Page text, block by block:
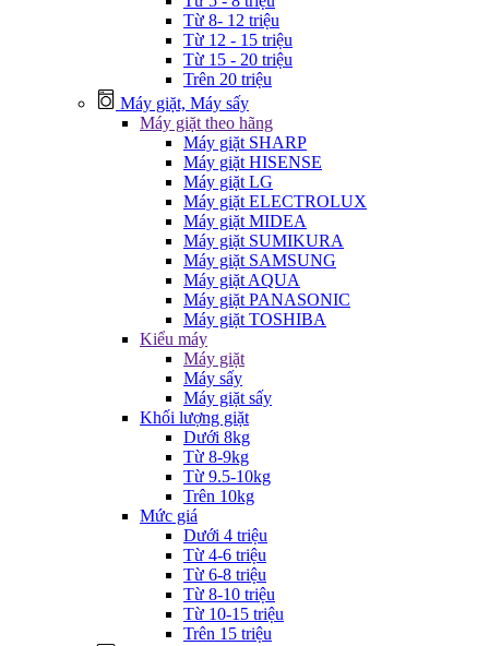
Từ 8- 12 triệu
Từ 12 - 15 triệu
Từ 15 - 20 triệu
Trên 20 triệu
Máy giặt, Máy sấy
Máy giặt theo hãng
Máy giặt SHARP
Máy giặt HISENSE
Máy giặt LG
Máy giặt ELECTROLUX
Máy giặt MIDEA
Máy giặt SUMIKURA
Máy giặt SAMSUNG
Máy giặt AQUA
Máy giặt PANASONIC
Máy giặt TOSHIBA
Kiểu máy
Máy giặt
Máy sấy
Máy giặt sấy
Khối lượng giặt
Dưới 8kg
Từ 8-9kg
Từ 9.5-10kg
Trên 10kg
Mức giá
Dưới 4 triệu
Từ 4-6 triệu
Từ 6-8 triệu
Từ 8-10 triệu
Từ 10-15 triệu
Trên 15 triệu